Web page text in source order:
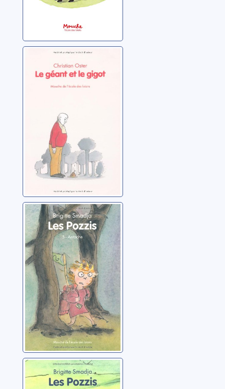
Le géant et le
gigot
Oster, Christian
Les Pozzis 05:
Antoche
Smadja, Brigitte
Les Pozzis: 01:
Abel